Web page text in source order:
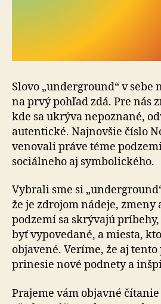
Slovo „underground“ v sebe
na prvý pohľad zdá. Pre nás
kde sa ukrýva nepoznané,
autentické. Najnovšie číslo
venovali práve téme
sociálneho aj symbolického.
Vybrali sme si
že je zdrojom nádeje, zmeny
podzemí sa skrývajú
byť vypovedané, a miesta,
objavené. Veríme, že aj
prinesie nové podnety a
Prajeme vám objavné